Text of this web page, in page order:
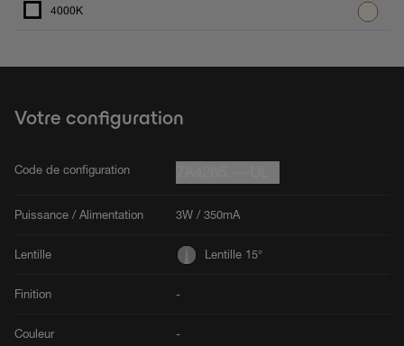
4000K
Votre configuration
Code de configuration
Puissance / Alimentation 3W / 350mA
Lentille Lentille 15°
Finition -
Couleur -